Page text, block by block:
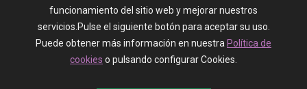
funcionamiento del sitio web y mejorar nuestros
servicios.Pulse el siguiente botón para aceptar su uso.
Puede obtener más información en nuestra Política de
cookies o pulsando configurar Cookies.
HORARIO Y SITUACIÓN
Lunes - Viernes - 10:00 a 14:00